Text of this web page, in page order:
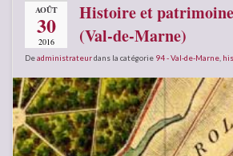
AOÛT
30
2016
Histoire et
(Val-de-Marne)
Deadministrateurdans la catégorie 94 - Val-de-Marne